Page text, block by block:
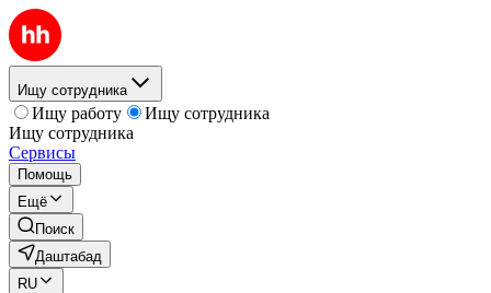
Ищу сотрудника
Ищу работу
Ищу сотрудника
Ищу сотрудника
Сервисы
Помощь
Ещё
Поиск
Даштабад
RU